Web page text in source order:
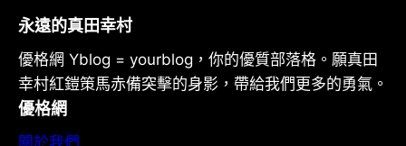
永遠的真田幸村
優格網 Yblog = yourblog，你的優質部落格。願真田
幸村紅鎧策馬赤備突擊的身影，帶給我們更多的勇氣。
優格網
關於我們